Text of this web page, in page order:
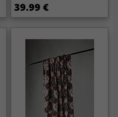
39.99 €